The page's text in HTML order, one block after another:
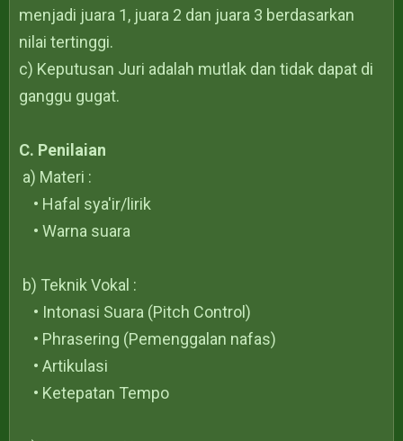
menjadi juara 1, juara 2 dan juara 3 berdasarkan
nilai tertinggi.
c) Keputusan Juri adalah mutlak dan tidak dapat di
ganggu gugat.
C. Penilaian
a) Materi :
• Hafal sya'ir/lirik
• Warna suara
b) Teknik Vokal :
• Intonasi Suara (Pitch Control)
• Phrasering (Pemenggalan nafas)
• Artikulasi
• Ketepatan Tempo